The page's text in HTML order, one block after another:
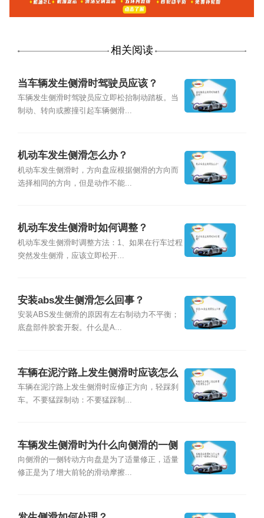
相关阅读
当车辆发生侧滑时驾驶员应该？
车辆发生侧滑时驾驶员应立即松抬制动踏板。当
制动、转向或擦撞引起车辆侧滑...
机动车发生侧滑怎么办？
机动车发生侧滑时，方向盘应根据侧滑的方向而
选择相同的方向，但是动作不能...
机动车发生侧滑时如何调整？
机动车发生侧滑时调整方法：1、如果在行车过程
突然发生侧滑，应该立即松开...
安装abs发生侧滑怎么回事？
安装ABS发生侧滑的原因有左右制动力不平衡；
底盘部件胶套开裂。什么是A...
车辆在泥泞路上发生侧滑时应该怎么
办？
车辆在泥泞路上发生侧滑时应修正方向，轻踩刹
车。不要猛踩制动：不要猛踩制...
车辆发生侧滑时为什么向侧滑的一侧
转动方向盘？
向侧滑的一侧转动方向盘是为了适量修正，适量
修正是为了增大前轮的滑动摩擦...